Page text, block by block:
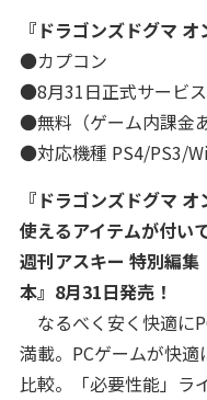
『ドラゴンズドグマ オ
●カプコン
●8月31日正式サービ
●無料（ゲーム内課金あ
●対応機種 PS4/PS3/
『ドラゴンズドグマ
使えるアイテムが付い
週刊アスキー 特別編
本』8月31日発売！
なるべく安く快適に
満載。PCゲームが快
比較。「必要性能」ラ